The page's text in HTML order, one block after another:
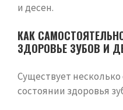
и десен.
КАК
ЗДОРОВЬЕ ЗУБОВ И
Существует несколько
состоянии здоровья